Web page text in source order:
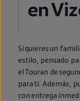
en
Si quieres un
estilo, pensado
el Touran de
para ti. Además,
con entrega